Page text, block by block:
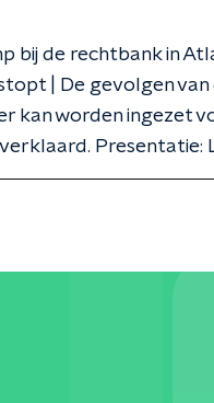
bij de rechtbank in
| De gevolgen van
kan worden ingezet
Presentatie: